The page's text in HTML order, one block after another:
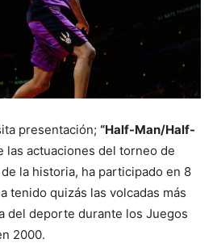
presentación; “Half-Man/Half-
las actuaciones del torneo de
la historia, ha participado en 8
tenido quizás las volcadas más
del deporte durante los Juegos
2000.